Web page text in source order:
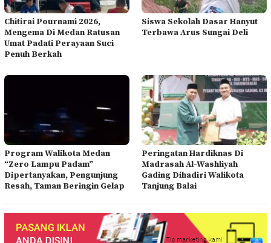
Chitirai Pournami 2026,
Mengema Di Medan Ratusan
Umat Padati Perayaan Suci
Penuh Berkah
Siswa Sekolah Dasar Hanyut
Terbawa Arus Sungai Deli
Program Walikota Medan
“Zero Lampu Padam”
Dipertanyakan, Pengunjung
Resah, Taman Beringin Gelap
Peringatan Hardiknas Di
Madrasah Al-Washliyah
Gading Dihadiri Walikota
Tanjung Balai